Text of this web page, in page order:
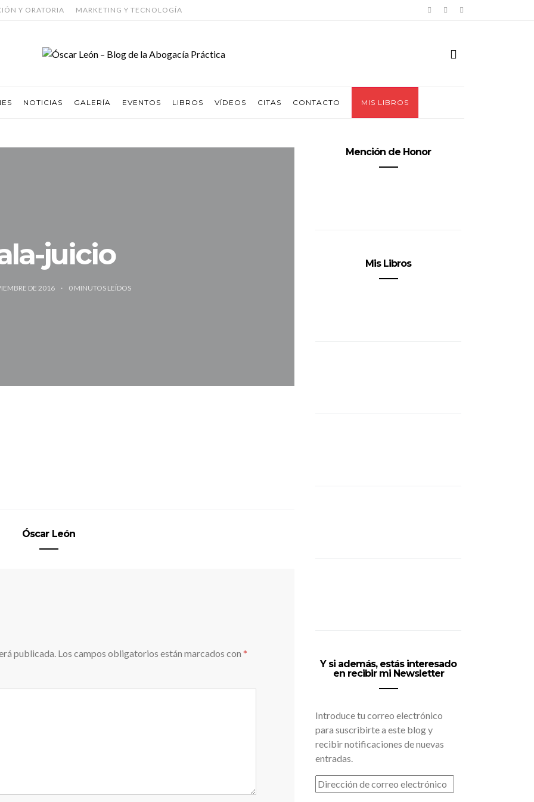
Y ORATORIA MARKETING Y TECNOLOGÍA
NOTICIAS GALERÍA EVENTOS LIBROS VÍDEOS CITAS CONTACTO MIS LIBROS
juicio
DE 2016 0 MINUTOS LEÍDOS
Óscar León
publicada. Los campos obligatorios están marcados con *
Mención de Honor
Mis Libros
Y si además, estás interesado
en recibir mi Newsletter
Introduce tu correo electrónico
para suscribirte a este blog y
recibir notificaciones de nuevas
entradas.
DIRECCIÓN
DE